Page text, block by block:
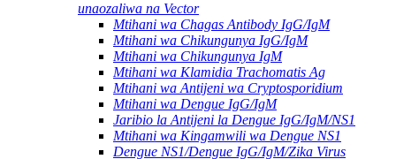
unaozaliwa na Vector
Mtihani wa Chagas Antibody IgG/IgM
Mtihani wa Chikungunya IgG/IgM
Mtihani wa Chikungunya IgM
Mtihani wa Klamidia Trachomatis Ag
Mtihani wa Antijeni wa Cryptosporidium
Mtihani wa Dengue IgG/IgM
Jaribio la Antijeni la Dengue IgG/IgM/NS1
Mtihani wa Kingamwili wa Dengue NS1
Dengue NS1/Dengue IgG/IgM/Zika Virus